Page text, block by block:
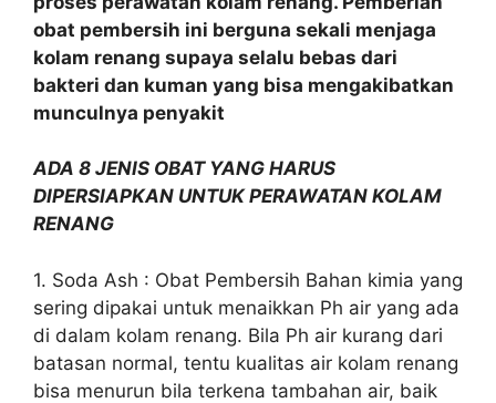
obat pembersih ini berguna sekali menjaga
kolam renang supaya selalu bebas dari
bakteri dan kuman yang bisa mengakibatkan
munculnya penyakit
ADA 8 JENIS OBAT YANG HARUS
DIPERSIAPKAN UNTUK PERAWATAN KOLAM
RENANG
1. Soda Ash : Obat Pembersih Bahan kimia yang
sering dipakai untuk menaikkan Ph air yang ada
di dalam kolam renang. Bila Ph air kurang dari
batasan normal, tentu kualitas air kolam renang
bisa menurun bila terkena tambahan air, baik